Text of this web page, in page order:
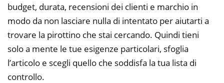
budget, durata, recensioni dei clienti e marchio in
modo da non lasciare nulla di intentato per aiutarti a
trovare la pirottino che stai cercando. Quindi tieni
solo a mente le tue esigenze particolari, sfoglia
l’articolo e scegli quello che soddisfa la tua lista di
controllo.